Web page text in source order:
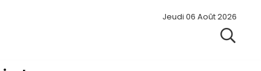
Jeudi 06 Août 2026